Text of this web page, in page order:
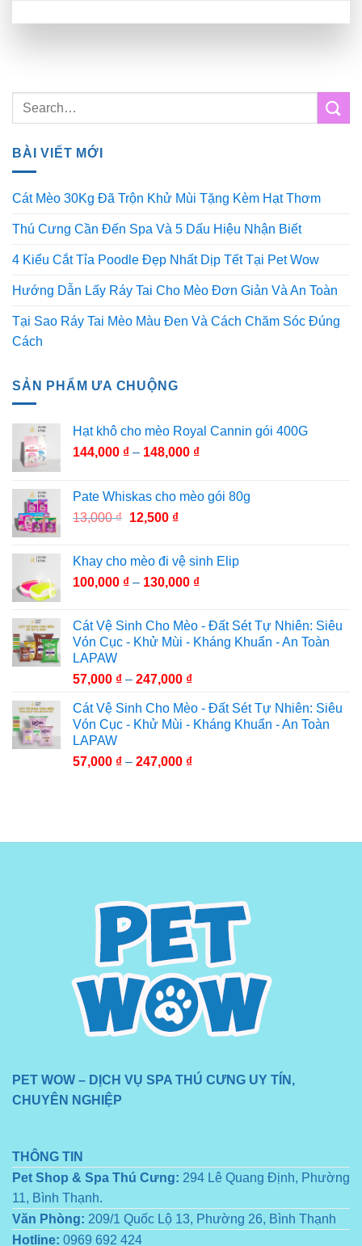
BÀI VIẾT MỚI
Cát Mèo 30Kg Đã Trộn Khử Mùi Tặng Kèm Hạt Thơm
Thú Cưng Cần Đến Spa Và 5 Dấu Hiệu Nhận Biết
4 Kiểu Cắt Tỉa Poodle Đẹp Nhất Dịp Tết Tại Pet Wow
Hướng Dẫn Lấy Ráy Tai Cho Mèo Đơn Giản Và An Toàn
Tại Sao Ráy Tai Mèo Màu Đen Và Cách Chăm Sóc Đúng
Cách
SẢN PHẨM ƯA CHUỘNG
Hạt khô cho mèo Royal Cannin gói 400G
144,000 ₫ – 148,000 ₫
Pate Whiskas cho mèo gói 80g
13,000₫ 12,500 ₫
Khay cho mèo đi vệ sinh Elip
100,000 ₫ – 130,000 ₫
Cát Vệ Sinh Cho Mèo - Đất Sét Tự Nhiên: Siêu
Vón Cục - Khử Mùi - Kháng Khuẩn - An Toàn
LAPAW
57,000 ₫ – 247,000 ₫
Cát Vệ Sinh Cho Mèo - Đất Sét Tự Nhiên: Siêu
Vón Cục - Khử Mùi - Kháng Khuẩn - An Toàn
LAPAW
57,000 ₫ – 247,000 ₫
PET WOW – DỊCH VỤ SPA THÚ CƯNG UY TÍN,
CHUYÊN NGHIỆP
THÔNG TIN
Pet Shop & Spa Thú Cưng: 294 Lê Quang Định, Phường
11, Bình Thạnh.
Văn Phòng: 209/1 Quốc Lộ 13, Phường 26, Bình Thạnh
Hotline: 0969 692 424